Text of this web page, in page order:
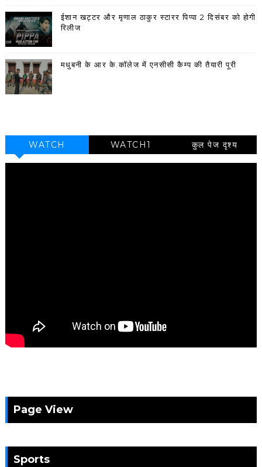
ईशान खट्टर और मृणाल ठाकुर स्टारर पिप्पा 2 दिसंबर को होगी
रिलीज
मधुबनी के आर के.कॉलेज में एनसीसी कैम्प की तैयारी पूरी
WATCH WATCH1 कुल पेज दृश्य
Page View
Sports